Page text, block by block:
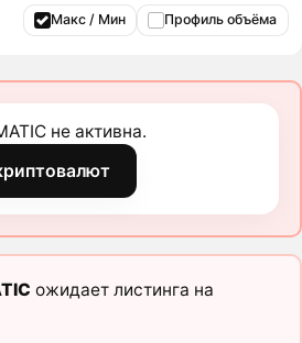
Макс / Мин Профиль объёма
не активна.
ожидает листинга на